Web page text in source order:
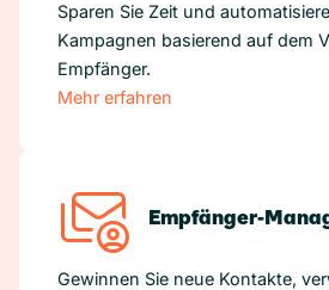
Sparen Sie Zeit und
Kampagnen basierend auf dem
Empfänger.
Mehr erfahren
Empfänger-
Gewinnen Sie neue Kontakte,